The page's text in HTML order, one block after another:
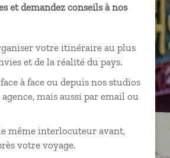
et demandez conseils à nos
votre itinéraire au plus
et de la réalité du pays.
à face ou depuis nos studios
mais aussi par email ou
même interlocuteur avant,
votre voyage.